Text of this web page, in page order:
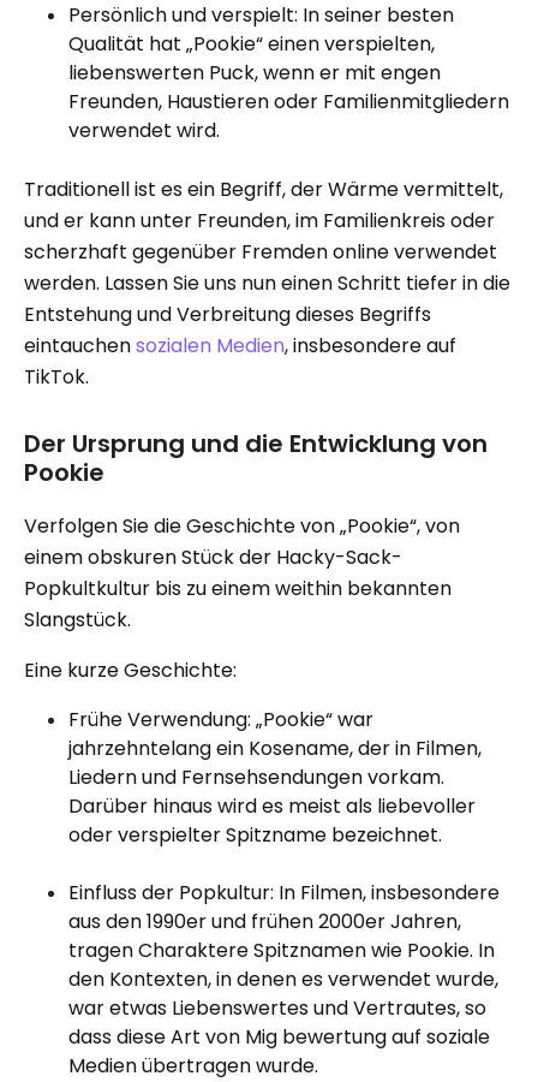
Persönlich und verspielt: In seiner besten
Qualität hat „Pookie“ einen verspielten,
liebenswerten Puck, wenn er mit engen
Freunden, Haustieren oder Familienmitgliedern
verwendet wird.
Traditionell ist es ein Begriff, der Wärme vermittelt,
und er kann unter Freunden, im Familienkreis oder
scherzhaft gegenüber Fremden online verwendet
werden. Lassen Sie uns nun einen Schritt tiefer in die
Entstehung und Verbreitung dieses Begriffs
eintauchensozialen Medien, insbesondere auf
TikTok.
Der Ursprung und die Entwicklung von
Pookie
Verfolgen Sie die Geschichte von „Pookie“, von
einem obskuren Stück der Hacky-Sack-
Popkultkultur bis zu einem weithin bekannten
Slangstück.
Eine kurze Geschichte:
Frühe Verwendung: „Pookie“ war
jahrzehntelang ein Kosename, der in Filmen,
Liedern und Fernsehsendungen vorkam.
Darüber hinaus wird es meist als liebevoller
oder verspielter Spitzname bezeichnet.
Einfluss der Popkultur: In Filmen, insbesondere
aus den 1990er und frühen 2000er Jahren,
tragen Charaktere Spitznamen wie Pookie. In
den Kontexten, in denen es verwendet wurde,
war etwas Liebenswertes und Vertrautes, so
dass diese Art von Mig bewertung auf soziale
Medien übertragen wurde.